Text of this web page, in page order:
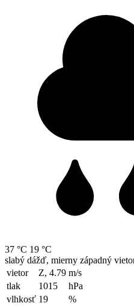
37 °C 19 °C
slabý dážď, mierny západný
vietor
Z, 4.79 m/s
tlak
1015
hPa
vlhkosť 19
%